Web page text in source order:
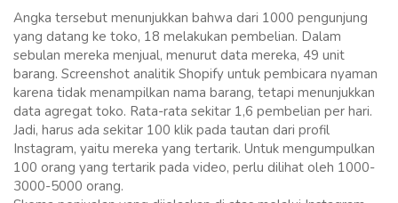
Angka tersebut menunjukkan bahwa dari 1000 pengunjung
yang datang ke toko, 18 melakukan pembelian. Dalam
sebulan mereka menjual, menurut data mereka, 49 unit
barang. Screenshot analitik Shopify untuk pembicara nyaman
karena tidak menampilkan nama barang, tetapi menunjukkan
data agregat toko. Rata-rata sekitar 1,6 pembelian per hari.
Jadi, harus ada sekitar 100 klik pada tautan dari profil
Instagram, yaitu mereka yang tertarik. Untuk mengumpulkan
100 orang yang tertarik pada video, perlu dilihat oleh 1000-
3000-5000 orang.